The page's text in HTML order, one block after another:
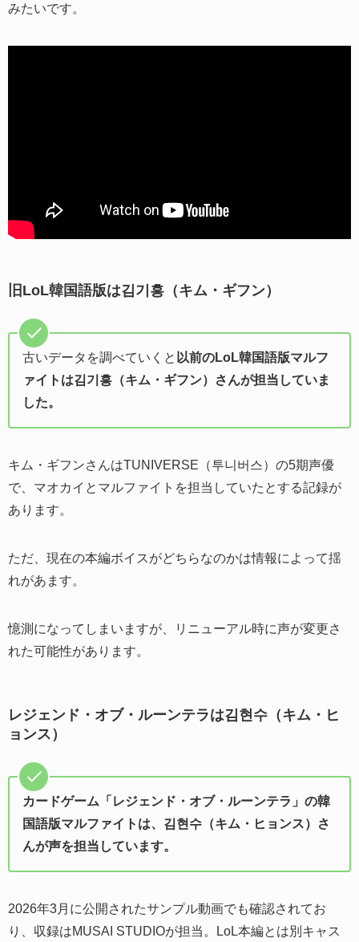
みたいです。
旧LoL韓国語版は김기흥（キム・ギフン）
古いデータを調べていくと 以前のLoL韓国語版マルフ
ァイトは김기흥（キム・ギフン）さんが担当していま
した。
キム・ギフンさんはTUNIVERSE（투니버스）の5期声優
で、マオカイとマルファイトを担当していたとする記録が
あります。
ただ、現在の本編ボイスがどちらなのかは情報によって揺
れがあます。
憶測になってしまいますが、リニューアル時に声が変更さ
れた可能性があります。
レジェンド・オブ・ルーンテラは김현수（キム・ヒ
ョンス）
カードゲーム「レジェンド・オブ・ルーンテラ」の韓
国語版マルファイトは、김현수（キム・ヒョンス）さ
んが声を担当しています。
2026年3月に公開されたサンプル動画でも確認されてお
り、収録はMUSAI STUDIOが担当。LoL本編とは別キャス